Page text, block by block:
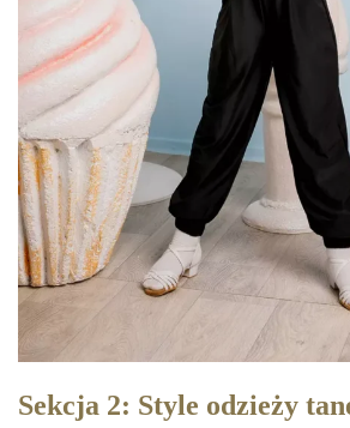
Sekcja 2: Style odzieży